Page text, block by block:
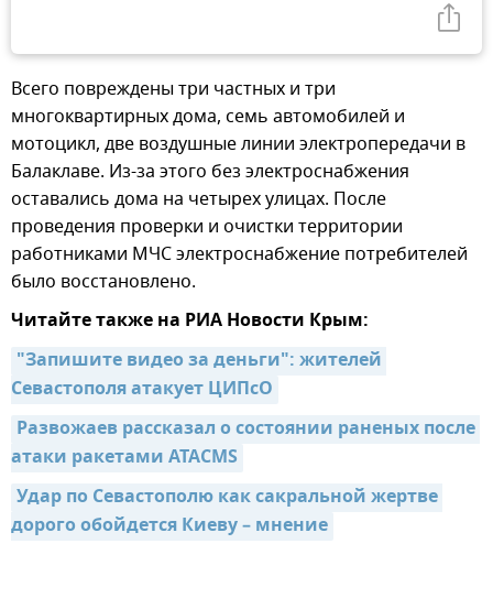
Всего повреждены три частных и три
многоквартирных дома, семь автомобилей и
мотоцикл, две воздушные линии электропередачи в
Балаклаве. Из-за этого без электроснабжения
оставались дома на четырех улицах. После
проведения проверки и очистки территории
работниками МЧС электроснабжение потребителей
было восстановлено.
Читайте также на РИА Новости Крым:
"Запишите видео за деньги": жителей
Севастополя атакует ЦИПсО
Развожаев рассказал о состоянии раненых после
атаки ракетами ATACMS
Удар по Севастополю как сакральной жертве
дорого обойдется Киеву – мнение